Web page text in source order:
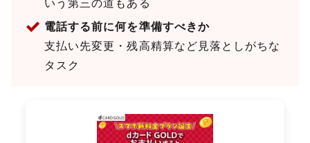
いう第三の道もある
電話する前に何を準備すべきか
支払い先変更・残高精算など見落としがちな
タスク